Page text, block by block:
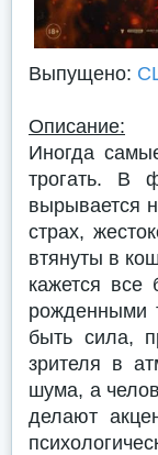
Выпущено:
Описание:
Иногда
трогать. В
вырывается
страх,
втянуты в
кажется все
рожденными
быть сила,
зрителя в
шума, а
делают